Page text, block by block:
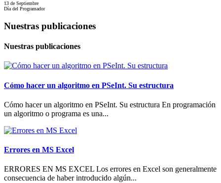
13 de Septiembre
Día del Programador
Nuestras publicaciones
Nuestras publicaciones
Cómo hacer un algoritmo en PSeInt. Su estructura
Cómo hacer un algoritmo en PSeInt. Su estructura En programación
un algoritmo o programa es una...
Errores en MS Excel
ERRORES EN MS EXCEL Los errores en Excel son generalmente
consecuencia de haber introducido algún...